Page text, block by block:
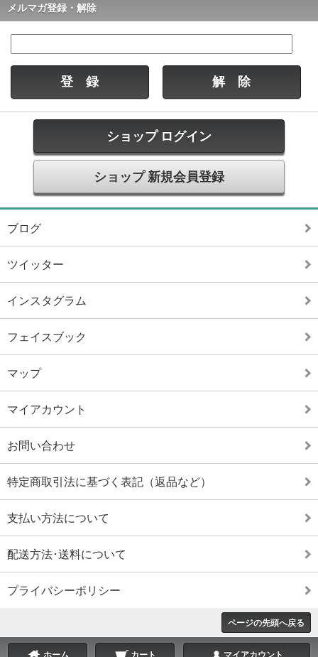
メルマガ登録・解除
ショップ ログイン
ショップ 新規会員登録
ブログ
ツイッター
インスタグラム
フェイスブック
マップ
マイアカウント
お問い合わせ
特定商取引法に基づく表記（返品など）
支払い方法について
配送方法･送料について
プライバシーポリシー
ページの先頭へ戻る
ホーム カート マイアカウント